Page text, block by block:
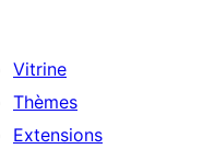
Vitrine
Thèmes
Extensions